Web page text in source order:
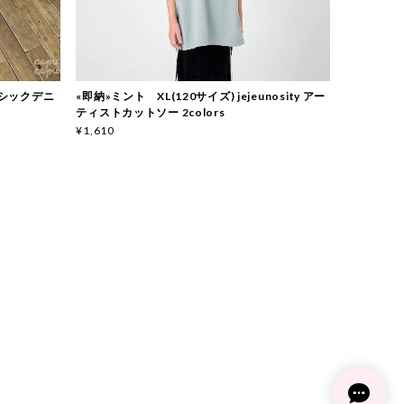
ックデニ
«即納»ミント XL(120サイズ) jejeunosity アー
ティストカットソー 2colors
¥1,610